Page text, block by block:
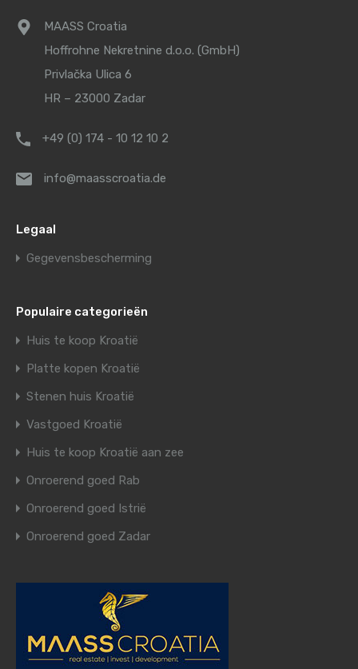
MAASS Croatia
Hoffrohne Nekretnine d.o.o. (GmbH)
Privlačka Ulica 6
HR – 23000 Zadar
+49 (0) 174 - 10 12 10 2
info@maasscroatia.de
Legaal
Gegevensbescherming
Populaire categorieën
Huis te koop Kroatië
Platte kopen Kroatië
Stenen huis Kroatië
Vastgoed Kroatië
Huis te koop Kroatië aan zee
Onroerend goed Rab
Onroerend goed Istrië
Onroerend goed Zadar